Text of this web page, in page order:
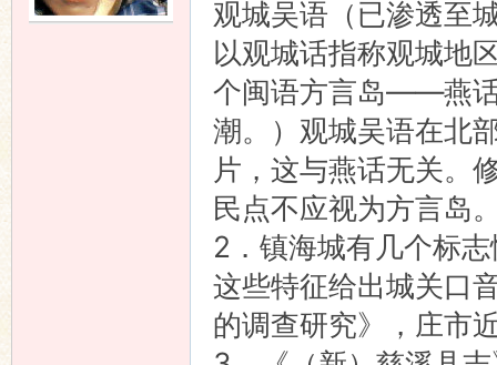
观城吴语（已渗透至
以观城话指称观城地
个闽语方言岛——燕
潮。）观城吴语在北
片，这与燕话无关。
民点不应视为方言岛
2．镇海城有几个标
这些特征给出城关口
的调查研究》，庄市